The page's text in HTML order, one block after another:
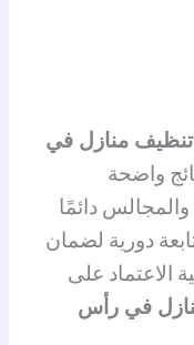
منازل في
واضحة
دائمًا
دورية لضمان
الاعتماد على
في رأس